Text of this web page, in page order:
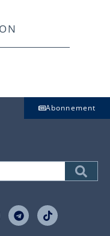
Abonnement